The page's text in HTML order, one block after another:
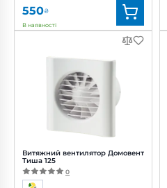
550₴
В наявності
Домовент
Артикул: 0000227761
Діаметр:
125 мм
Потужність:
16 Вт
Рівень шуму:35 дБ(А)
Витяжний вентилятор Домовент
Тиша 125
0